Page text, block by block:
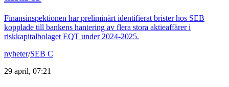
Finansinspektionen har preliminärt identifierat brister hos SEB
kopplade till bankens hantering av flera stora aktieaffärer i
riskkapitalbolaget EQT under 2024-2025.
nyheter/SEB C
29 april, 07:21